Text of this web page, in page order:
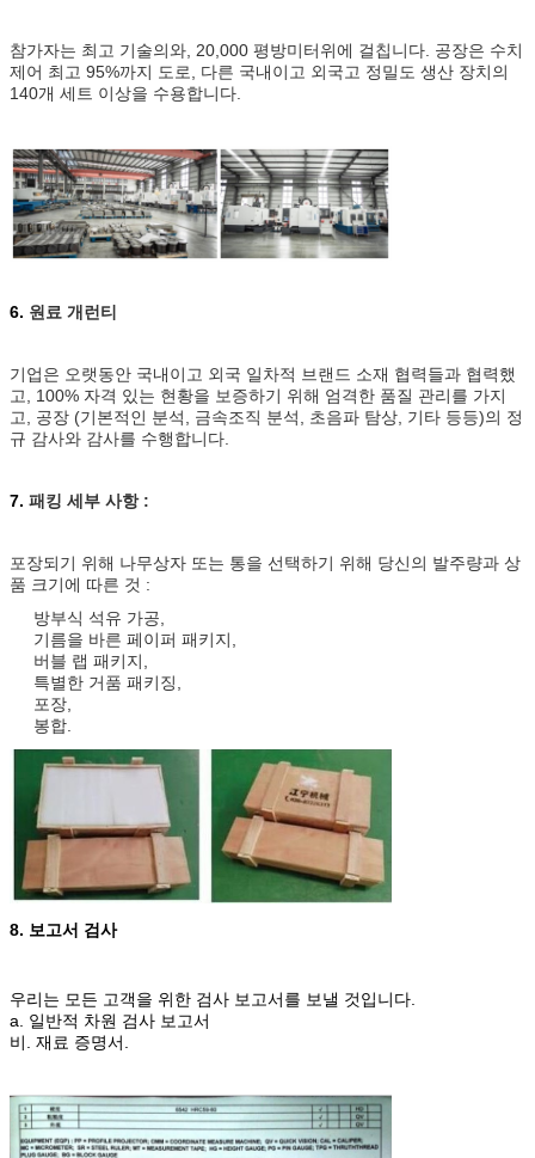
참가자는 최고 기술의와, 20,000 평방미터위에 걸칩니다. 공장은 수치
제어 최고 95%까지 도로, 다른 국내이고 외국고 정밀도 생산 장치의
140개 세트 이상을 수용합니다.
6. 원료 개런티
기업은 오랫동안 국내이고 외국 일차적 브랜드 소재 협력들과 협력했
고, 100% 자격 있는 현황을 보증하기 위해 엄격한 품질 관리를 가지
고, 공장 (기본적인 분석, 금속조직 분석, 초음파 탐상, 기타 등등)의 정
규 감사와 감사를 수행합니다.
7. 패킹 세부 사항 :
포장되기 위해 나무상자 또는 통을 선택하기 위해 당신의 발주량과 상
품 크기에 따른 것 :
방부식 석유 가공,
기름을 바른 페이퍼 패키지,
버블 랩 패키지,
특별한 거품 패키징,
포장,
봉합.
8. 보고서 검사
우리는 모든 고객을 위한 검사 보고서를 보낼 것입니다.
a. 일반적 차원 검사 보고서
비. 재료 증명서.